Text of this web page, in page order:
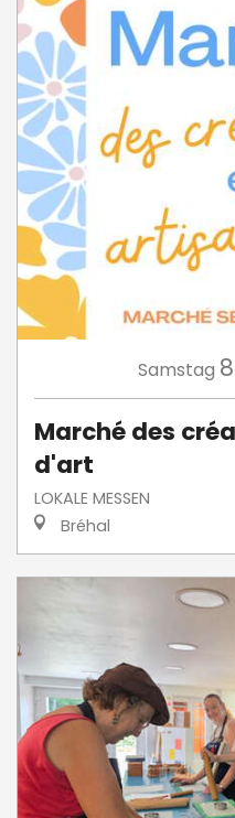
Samstag
Marché des
d'art
LOKALE MESSEN
Bréhal